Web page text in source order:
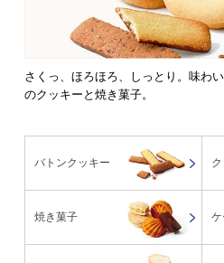
さくっ、ほろほろ、しっとり。味わ
のクッキーと焼き菓子。
バトンクッキー
焼き菓子 ケ